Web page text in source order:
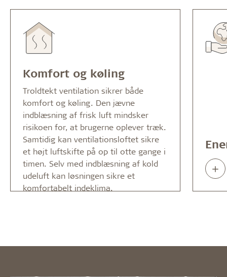
Komfort og køling
Troldtekt ventilation sikrer både
komfort og køling. Den jævne
indblæsning af frisk luft mindsker
risikoen for, at brugerne oplever træk.
Samtidig kan ventilationsloftet sikre
et højt luftskifte på op til otte gange i
timen. Selv med indblæsning af kold
udeluft kan løsningen sikre et
komfortabelt indeklima.